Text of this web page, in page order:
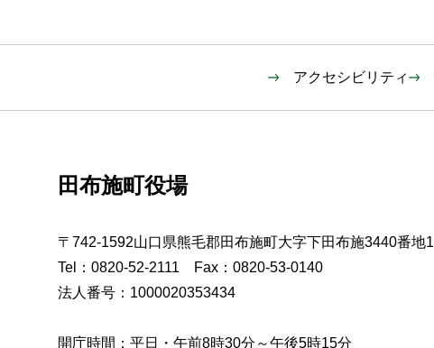
アクセシビリティ
田布施町役場
〒742-1592山口県熊毛郡田布施町大字下田布施3440番地1
Tel：0820-52-2111 Fax：0820-53-0140
法人番号：1000020353434
開庁時間：平日・午前8時30分～午後5時15分